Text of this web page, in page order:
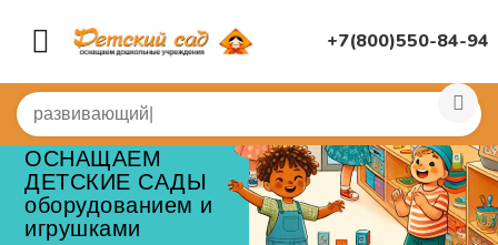
+7(800)550-84-94
ОСНАЩАЕМ
ДЕТСКИЕ САДЫ
оборудованием и
игрушками